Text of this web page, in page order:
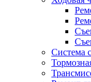
Система